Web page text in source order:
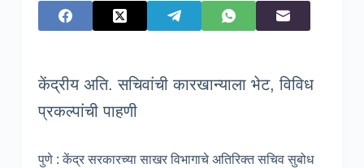
केंद्रीय अति. सचिवांची कारखान्याला भेट, विविध
प्रकल्पांची पाहणी
पुणे : केंद्र सरकारच्या साखर विभागाचे अतिरिक्त सचिव सुबोध